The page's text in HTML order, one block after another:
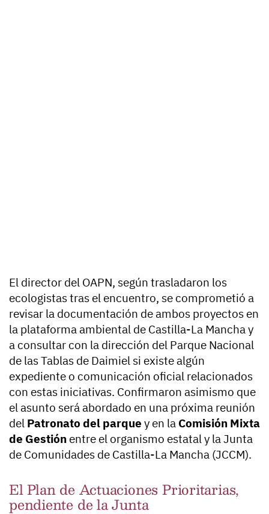
El director del OAPN, según trasladaron los
ecologistas tras el encuentro, se comprometió a
revisar la documentación de ambos proyectos en
la plataforma ambiental de Castilla-La Mancha y
a consultar con la dirección del Parque Nacional
de las Tablas de Daimiel si existe algún
expediente o comunicación oficial relacionados
con estas iniciativas. Confirmaron asimismo que
el asunto será abordado en una próxima reunión
del Patronato del parque y en la Comisión Mixta
de Gestión entre el organismo estatal y la Junta
de Comunidades de Castilla-La Mancha (JCCM).
El Plan de Actuaciones Prioritarias,
pendiente de la Junta